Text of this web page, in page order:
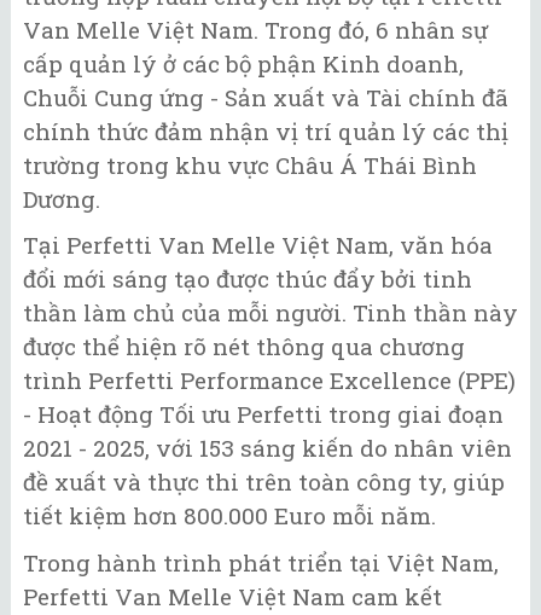
Van Melle Việt Nam. Trong đó, 6 nhân sự
cấp quản lý ở các bộ phận Kinh doanh,
Chuỗi Cung ứng - Sản xuất và Tài chính đã
chính thức đảm nhận vị trí quản lý các thị
trường trong khu vực Châu Á Thái Bình
Dương.
Tại Perfetti Van Melle Việt Nam, văn hóa
đổi mới sáng tạo được thúc đẩy bởi tinh
thần làm chủ của mỗi người. Tinh thần này
được thể hiện rõ nét thông qua chương
trình Perfetti Performance Excellence (PPE)
- Hoạt động Tối ưu Perfetti trong giai đoạn
2021 - 2025, với 153 sáng kiến do nhân viên
đề xuất và thực thi trên toàn công ty, giúp
tiết kiệm hơn 800.000 Euro mỗi năm.
Trong hành trình phát triển tại Việt Nam,
Perfetti Van Melle Việt Nam cam kết